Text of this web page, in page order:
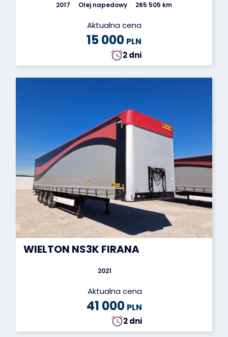
2017 Olej napedowy 265 505 km
Aktualna cena
15 000 PLN
2 dni
WIELTON NS3K FIRANA
2021
Aktualna cena
41 000 PLN
2 dni